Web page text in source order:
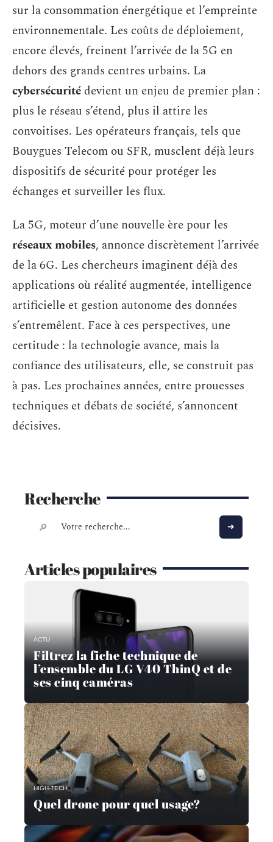
sur la consommation énergétique et l’empreinte
environnementale. Les coûts de déploiement,
encore élevés, freinent l’arrivée de la 5G en
dehors des grands centres urbains. La
cybersécuritédevient un enjeu de premier plan :
plus le réseau s’étend, plus il attire les
convoitises. Les opérateurs français, tels que
Bouygues Telecom ou SFR, musclent déjà leurs
dispositifs de sécurité pour protéger les
échanges et surveiller les flux.
La 5G, moteur d’une nouvelle ère pour les
réseaux mobiles, annonce discrètement l’arrivée
de la 6G. Les chercheurs imaginent déjà des
applications où réalité augmentée, intelligence
artificielle et gestion autonome des données
s’entremêlent. Face à ces perspectives, une
certitude : la technologie avance, mais la
confiance des utilisateurs, elle, se construit pas
à pas. Les prochaines années, entre prouesses
techniques et débats de société, s’annoncent
décisives.
Recherche
Articles populaires
ACTU
Filtrez la fiche technique de
l’ensemble du LG V40 ThinQ et de
ses cinq caméras
HIGH-TECH
Quel drone pour quel usage?